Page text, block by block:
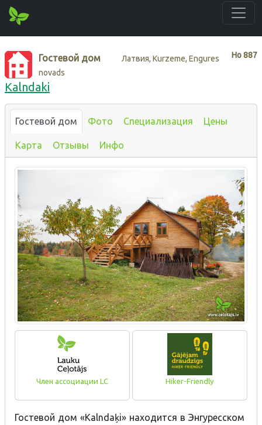
Нo887
Гостевой дом
Латвия, Kurzeme, Engures
novads
Kalndaki
Гостевой дом Фото Специализация Цены
Карта Отзывы Инфо
Член ассоциации LC Hiker-Friendly
Гостевой дом «Kalndaķi» находится в Энгуресском